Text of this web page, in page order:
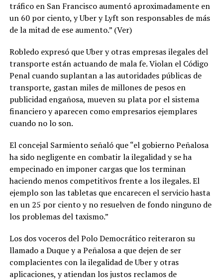
tráfico en San Francisco aumentó aproximadamente en
un 60 por ciento, y Uber y Lyft son responsables de más
de la mitad de ese aumento.” (Ver)
Robledo expresó que Uber y otras empresas ilegales del
transporte están actuando de mala fe. Violan el Código
Penal cuando suplantan a las autoridades públicas de
transporte, gastan miles de millones de pesos en
publicidad engañosa, mueven su plata por el sistema
financiero y aparecen como empresarios ejemplares
cuando no lo son.
El concejal Sarmiento señaló que “el gobierno Peñalosa
ha sido negligente en combatir la ilegalidad y se ha
empecinado en imponer cargas que los terminan
haciendo menos competitivos frente a los ilegales. El
ejemplo son las tabletas que encarecen el servicio hasta
en un 25 por ciento y no resuelven de fondo ninguno de
los problemas del taxismo.”
Los dos voceros del Polo Democrático reiteraron su
llamado a Duque y a Peñalosa a que dejen de ser
complacientes con la ilegalidad de Uber y otras
aplicaciones, y atiendan los justos reclamos de